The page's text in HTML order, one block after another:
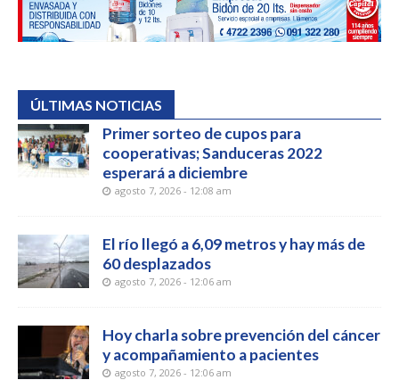
ÚLTIMAS NOTICIAS
Primer sorteo de cupos para
cooperativas; Sanduceras 2022
esperará a diciembre
agosto 7, 2026 - 12:08 am
El río llegó a 6,09 metros y hay más de
60 desplazados
agosto 7, 2026 - 12:06 am
Hoy charla sobre prevención del cáncer
y acompañamiento a pacientes
agosto 7, 2026 - 12:06 am